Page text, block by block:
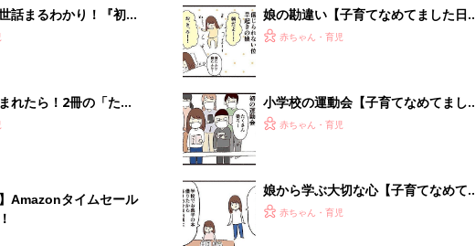
っと見る
mazonタイムセールが見逃せない
PR（Amazon）